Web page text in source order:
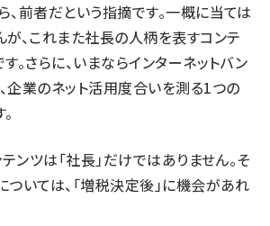
、前者だという指摘です。一概に当ては
が、これまた社長の人柄を表すコンテ
。さらに、いまならインターネットバン
企業のネット活用度合いを測る1つの
ンツは「社長」だけではありません。そ
ついては、「増税決定後」に機会があれ